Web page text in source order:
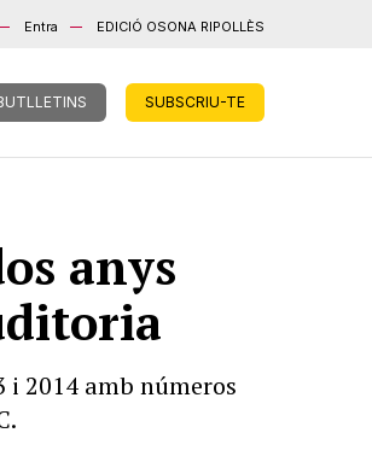
Entra EDICIÓ OSONA RIPOLLÈS
SUBSCRIU-TE
anys
i 2014 amb números